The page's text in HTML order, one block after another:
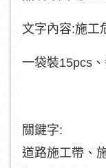
文字內容:施工
一袋裝15pcs
關鍵字:
道路施工帶、